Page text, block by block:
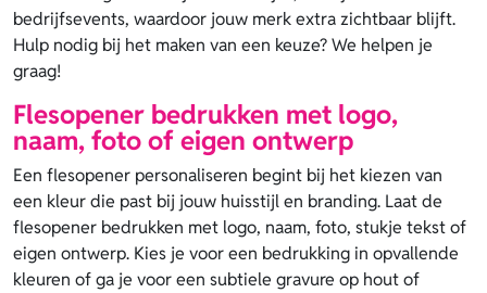
bedrijfsevents, waardoor jouw merk extra zichtbaar blijft.
Hulp nodig bij het maken van een keuze? We helpen je
graag!
Flesopener bedrukken met logo,
naam, foto of eigen ontwerp
Een flesopener personaliseren begint bij het kiezen van
een kleur die past bij jouw huisstijl en branding. Laat de
flesopener bedrukken met logo, naam, foto, stukje tekst of
eigen ontwerp. Kies je voor een bedrukking in opvallende
kleuren of ga je voor een subtiele gravure op hout of